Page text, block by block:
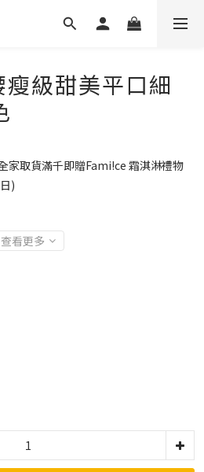
級甜美平口細
家取貨滿千即贈Fami!ce 霜淇淋禮物
)
查看更多